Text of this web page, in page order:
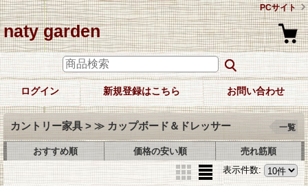
PCサイト
naty garden
ログイン 新規登録はこちら お問い合わせ
カントリー家具 > ≫ カップボード＆ドレッサー 一覧
おすすめ順 価格の安い順
売れ筋順
表示件数: